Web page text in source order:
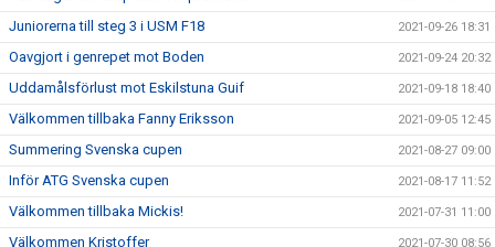
Juniorerna till steg 3 i USM F18 2021-09-26 18:31
Oavgjort i genrepet mot Boden 2021-09-24 20:32
Uddamålsförlust mot Eskilstuna Guif 2021-09-18 18:40
Välkommen tillbaka Fanny Eriksson 2021-09-05 12:45
Summering Svenska cupen 2021-08-27 09:00
Inför ATG Svenska cupen 2021-08-17 11:52
Välkommen tillbaka Mickis! 2021-07-31 11:00
Välkommen Kristoffer 2021-07-30 08:56